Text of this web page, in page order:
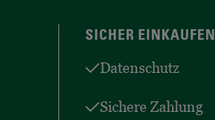
SICHER EINKAUFEN
Datenschutz
Sichere Zahlung